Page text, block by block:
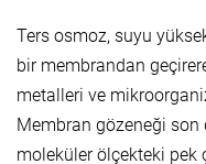
Ters osmoz, suyu
bir membrandan
metalleri ve
Membran gözeneği son
moleküler ölçekteki pek